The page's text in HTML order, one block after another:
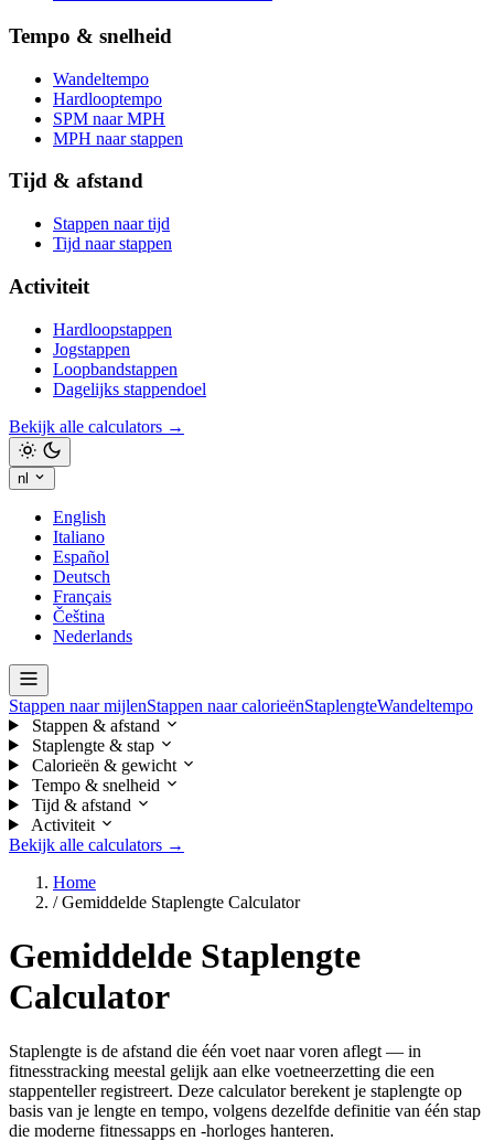
Tempo & snelheid
Wandeltempo
Hardlooptempo
SPM naar MPH
MPH naar stappen
Tijd & afstand
Stappen naar tijd
Tijd naar stappen
Activiteit
Hardloopstappen
Jogstappen
Loopbandstappen
Dagelijks stappendoel
Bekijk alle calculators →
nl
English
Italiano
Español
Deutsch
Français
Čeština
Nederlands
Stappen naar mijlenStappen naar calorieënStaplengteWandeltempo
Stappen & afstand
Staplengte & stap
Calorieën & gewicht
Tempo & snelheid
Tijd & afstand
Activiteit
Bekijk alle calculators →
Home
/ Gemiddelde Staplengte Calculator
Gemiddelde Staplengte
Calculator
Staplengte is de afstand die één voet naar voren aflegt — in
fitnesstracking meestal gelijk aan elke voetneerzetting die een
stappenteller registreert. Deze calculator berekent je staplengte op
basis van je lengte en tempo, volgens dezelfde definitie van één stap
die moderne fitnessapps en -horloges hanteren.